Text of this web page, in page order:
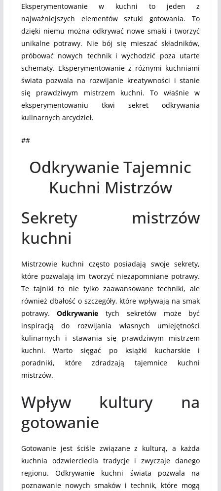
Eksperymentowanie w kuchni to jeden z
najważniejszych elementów sztuki gotowania. To
dzięki niemu można odkrywać nowe smaki i tworzyć
unikalne potrawy. Nie bój się mieszać składników,
próbować nowych technik i wychodzić poza utarte
schematy. Eksperymentowanie z różnymi kuchniami
świata pozwala na rozwijanie kreatywności i stanie
się prawdziwym mistrzem kuchni. To właśnie w
eksperymentowaniu tkwi sekret odkrywania
kulinarnych arcydzieł.
##
Odkrywanie Tajemnic
Kuchni Mistrzów
Sekrety mistrzów
kuchni
Mistrzowie kuchni często posiadają swoje sekrety,
które pozwalają im tworzyć niezapomniane potrawy.
Te tajniki to nie tylko zaawansowane techniki, ale
również dbałość o szczegóły, które wpływają na smak
potrawy.Odkrywanie tych sekretów może być
inspiracją do rozwijania własnych umiejętności
kulinarnych i stawania się prawdziwym mistrzem
kuchni. Warto sięgać po książki kucharskie i
poradniki, które zdradzają tajemnice kuchni
mistrzów.
Wpływ kultury na
gotowanie
Gotowanie jest ściśle związane z kulturą, a każda
kuchnia odzwierciedla tradycje i zwyczaje danego
regionu. Odkrywanie kuchni świata pozwala na
poznawanie nowych smaków i technik, które mogą